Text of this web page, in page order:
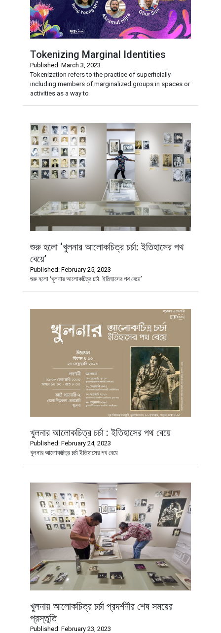
Tokenizing Marginal Identities
Published: March 3, 2023
Tokenization refers to the practice of superficially
including members of marginalized groups in spaces or
activities as a way to
শুরু হলো ‘খুলনার আলোকচিত্র চর্চা: ইতিহাসের পথ
বেয়ে’
Published: February 25, 2023
শুরু হলো ‘খুলনার আলোকচিত্র চর্চা: ইতিহাসের পথ বেয়ে’
খুলনার আলোকচিত্র চর্চা : ইতিহাসের পথ বেয়ে
Published: February 24, 2023
খুলনার আলোকচিত্র চর্চা ইতিহাসের পথ বেয়ে
খুলনায় আলোকচিত্র চর্চা প্রদর্শনীর শেষ সময়ের
প্রস্তুতি
Published: February 23, 2023